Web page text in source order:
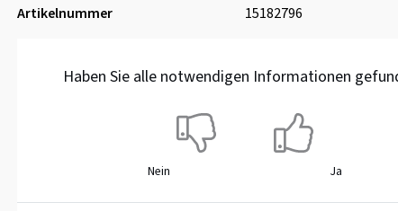
Artikelnummer
15182796
Haben Sie alle notwendigen Informationen
Nein Ja